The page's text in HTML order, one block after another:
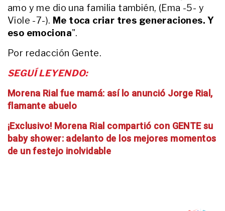
amo y me dio una familia también, (Ema -5- y
Viole -7-). Me toca criar tres generaciones. Y
eso emociona".
Por redacción Gente.
SEGUÍ LEYENDO:
Morena Rial fue mamá: así lo anunció Jorge Rial,
flamante abuelo
¡Exclusivo! Morena Rial compartió con GENTE su
baby shower: adelanto de los mejores momentos
de un festejo inolvidable
"Me entregué al universo": China
Ansa se abre sobre la llegada de
su segundo hijo y la posibilidad de
ENTRETENIMIENTO
Jésica Cirio contó cuál fue la
reacción de Chloé, su hija, al
enterarse del embarazo
Beltrán, el hijo de Alejandro
Fantino y Coni Mosqueira